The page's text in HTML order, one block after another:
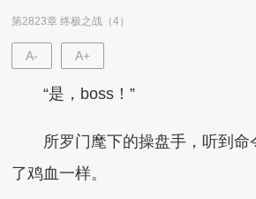
第2823章 终极之战（4）
A- A+
“是，boss！”
所罗门麾下的操盘手，听到命
了鸡血一样。